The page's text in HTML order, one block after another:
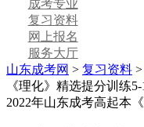
成考专业
复习资料
网上报名
服务大厅
山东成考网 > 复习资料 >
《理化》精选提分训练5-
2022年山东成考高起本